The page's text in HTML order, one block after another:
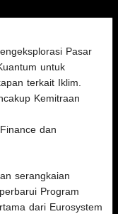
Pasar
untuk
terkait Iklim.
Kemitraan
dan
serangkaian
Program
dari Eurosystem